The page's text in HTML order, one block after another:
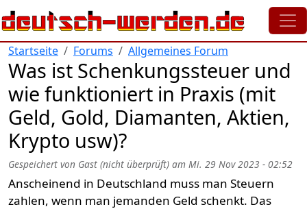
Direkt zum Inhalt
Startseite Forums Allgemeines Forum
Was ist Schenkungssteuer und
wie funktioniert in Praxis (mit
Geld, Gold, Diamanten, Aktien,
Krypto usw)?
Gespeichert von Gast (nicht überprüft) am Mi. 29 Nov 2023 - 02:52
Anscheinend in Deutschland muss man Steuern
zahlen, wenn man jemanden Geld schenkt. Das